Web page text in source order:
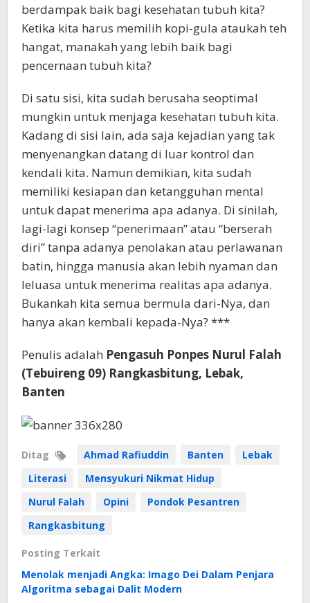
berdampak baik bagi kesehatan tubuh kita?
Ketika kita harus memilih kopi-gula ataukah teh
hangat, manakah yang lebih baik bagi
pencernaan tubuh kita?
Di satu sisi, kita sudah berusaha seoptimal
mungkin untuk menjaga kesehatan tubuh kita.
Kadang di sisi lain, ada saja kejadian yang tak
menyenangkan datang di luar kontrol dan
kendali kita. Namun demikian, kita sudah
memiliki kesiapan dan ketangguhan mental
untuk dapat menerima apa adanya. Di sinilah,
lagi-lagi konsep “penerimaan” atau “berserah
diri” tanpa adanya penolakan atau perlawanan
batin, hingga manusia akan lebih nyaman dan
leluasa untuk menerima realitas apa adanya.
Bukankah kita semua bermula dari-Nya, dan
hanya akan kembali kepada-Nya? ***
Penulis adalah Pengasuh Ponpes Nurul Falah
(Tebuireng 09) Rangkasbitung, Lebak,
Banten
Ditag Ahmad Rafiuddin Banten
Lebak
Literasi
Mensyukuri Nikmat Hidup
Nurul Falah
Opini
Pondok Pesantren
Rangkasbitung
Posting Terkait
Menolak menjadi Angka: Imago Dei Dalam Penjara
Algoritma sebagai Dalit Modern